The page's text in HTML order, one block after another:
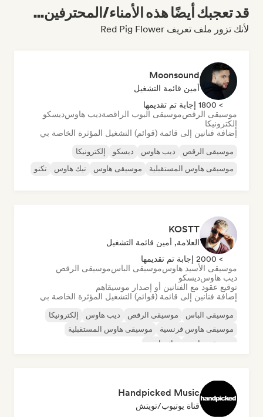
قد تعجبك أيضًا هذه الأمناء/المحترفين...
لأنك تزور ملف تعريف Red Pig Flower
Moonsound
أمين قائمة التشغيل
> 1800 إجابة تم تقديمها
موسيقى الرقصموسيقى البوب الراقصةديب هاوسديسكو
إلكترونيكا
إضافة فنانين إلى قائمة (قوائم) التشغيل المؤثرة الخاصة بي
موسيقى الرقص ديب هاوس ديسكو
إلكترونيكا
موسيقى هاوس المستقبلية
موسيقى هاوس تيك هاوس تكنو
KOSTT
العلامة, أمين قائمة التشغيل
> 2000 إجابة تم تقديمها
موسيقى الأسيد هاوسموسيقى الباسموسيقى الرقص
ديب هاوسديسكو
توقيع عقود مع الفنانين أو إصدار موسيقاهم
إضافة فنانين إلى قائمة (قوائم) التشغيل المؤثرة الخاصة بي
موسيقى الباس موسيقى الرقص ديب هاوس
إلكترونيكا
موسيقى هاوس فرنسية
موسيقى هاوس المستقبلية
موسيقى هاوس
تيك هاوس
Handpicked Music
قناة يوتيوب/تويتش